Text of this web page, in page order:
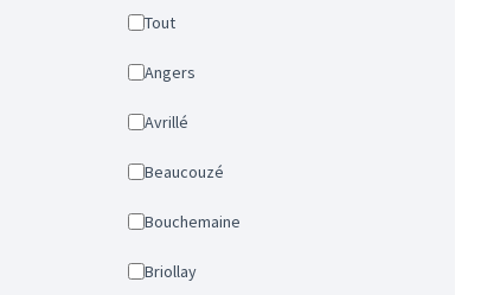
Tout
Angers
Avrillé
Beaucouzé
Bouchemaine
Briollay